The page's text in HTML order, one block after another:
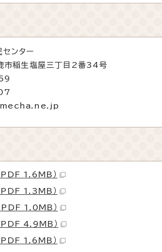
ンター
稲生塩屋三丁目2番34号
1.6MB）
1.3MB）
1.0MB）
4.9MB）
1.6MB）